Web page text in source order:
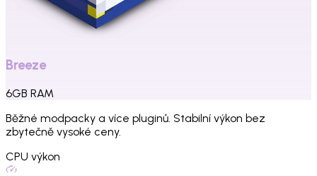
Breeze
6GB RAM
Běžné modpacky a více pluginů. Stabilní výkon bez
zbytečně vysoké ceny.
CPU výkon